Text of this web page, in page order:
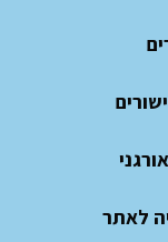
לאתר